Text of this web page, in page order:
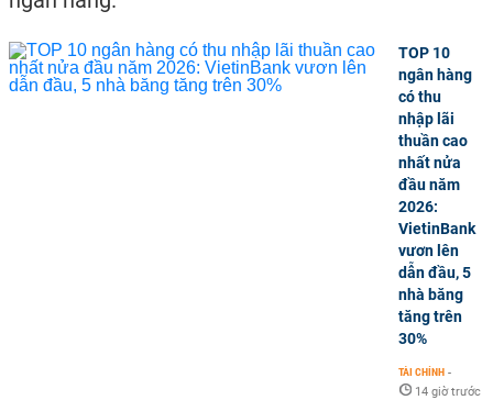
TOP 10
ngân hàng
có thu
nhập lãi
thuần cao
nhất nửa
đầu năm
2026:
VietinBank
vươn lên
dẫn đầu, 5
nhà băng
tăng trên
30%
TÀI CHÍNH -
14 giờ trước